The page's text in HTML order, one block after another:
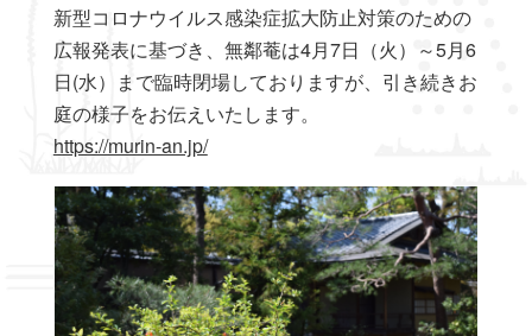
新型コロナウイルス感染症拡大防止対策のための
広報発表に基づき、無鄰菴は4月7日（火）～5月6
日(水）まで臨時閉場しておりますが、引き続きお
庭の様子をお伝えいたします。
https://murin-an.jp/